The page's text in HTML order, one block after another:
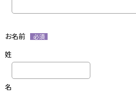
お名前 必須
姓
名